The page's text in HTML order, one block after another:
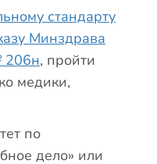
стандарту
Минздрава
206н, пройти
медики,
по
дело» или